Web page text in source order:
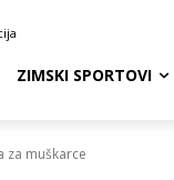
ZIMSKI SPORTOVI
za muškarce